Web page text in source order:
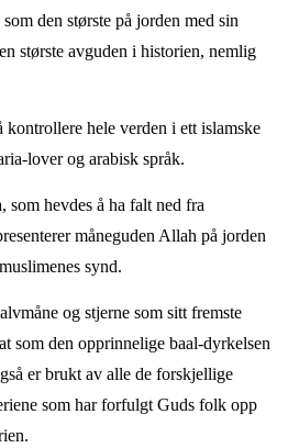
den største på jorden med sin
største avguden i historien, nemlig
kontrollere hele verden i ett islamske
lover og arabisk språk.
som hevdes å ha falt ned fra
måneguden Allah på jorden
synd.
og stjerne som sitt fremste
som den opprinnelige baal-dyrkelsen
er brukt av alle de forskjellige
som har forfulgt Guds folk opp